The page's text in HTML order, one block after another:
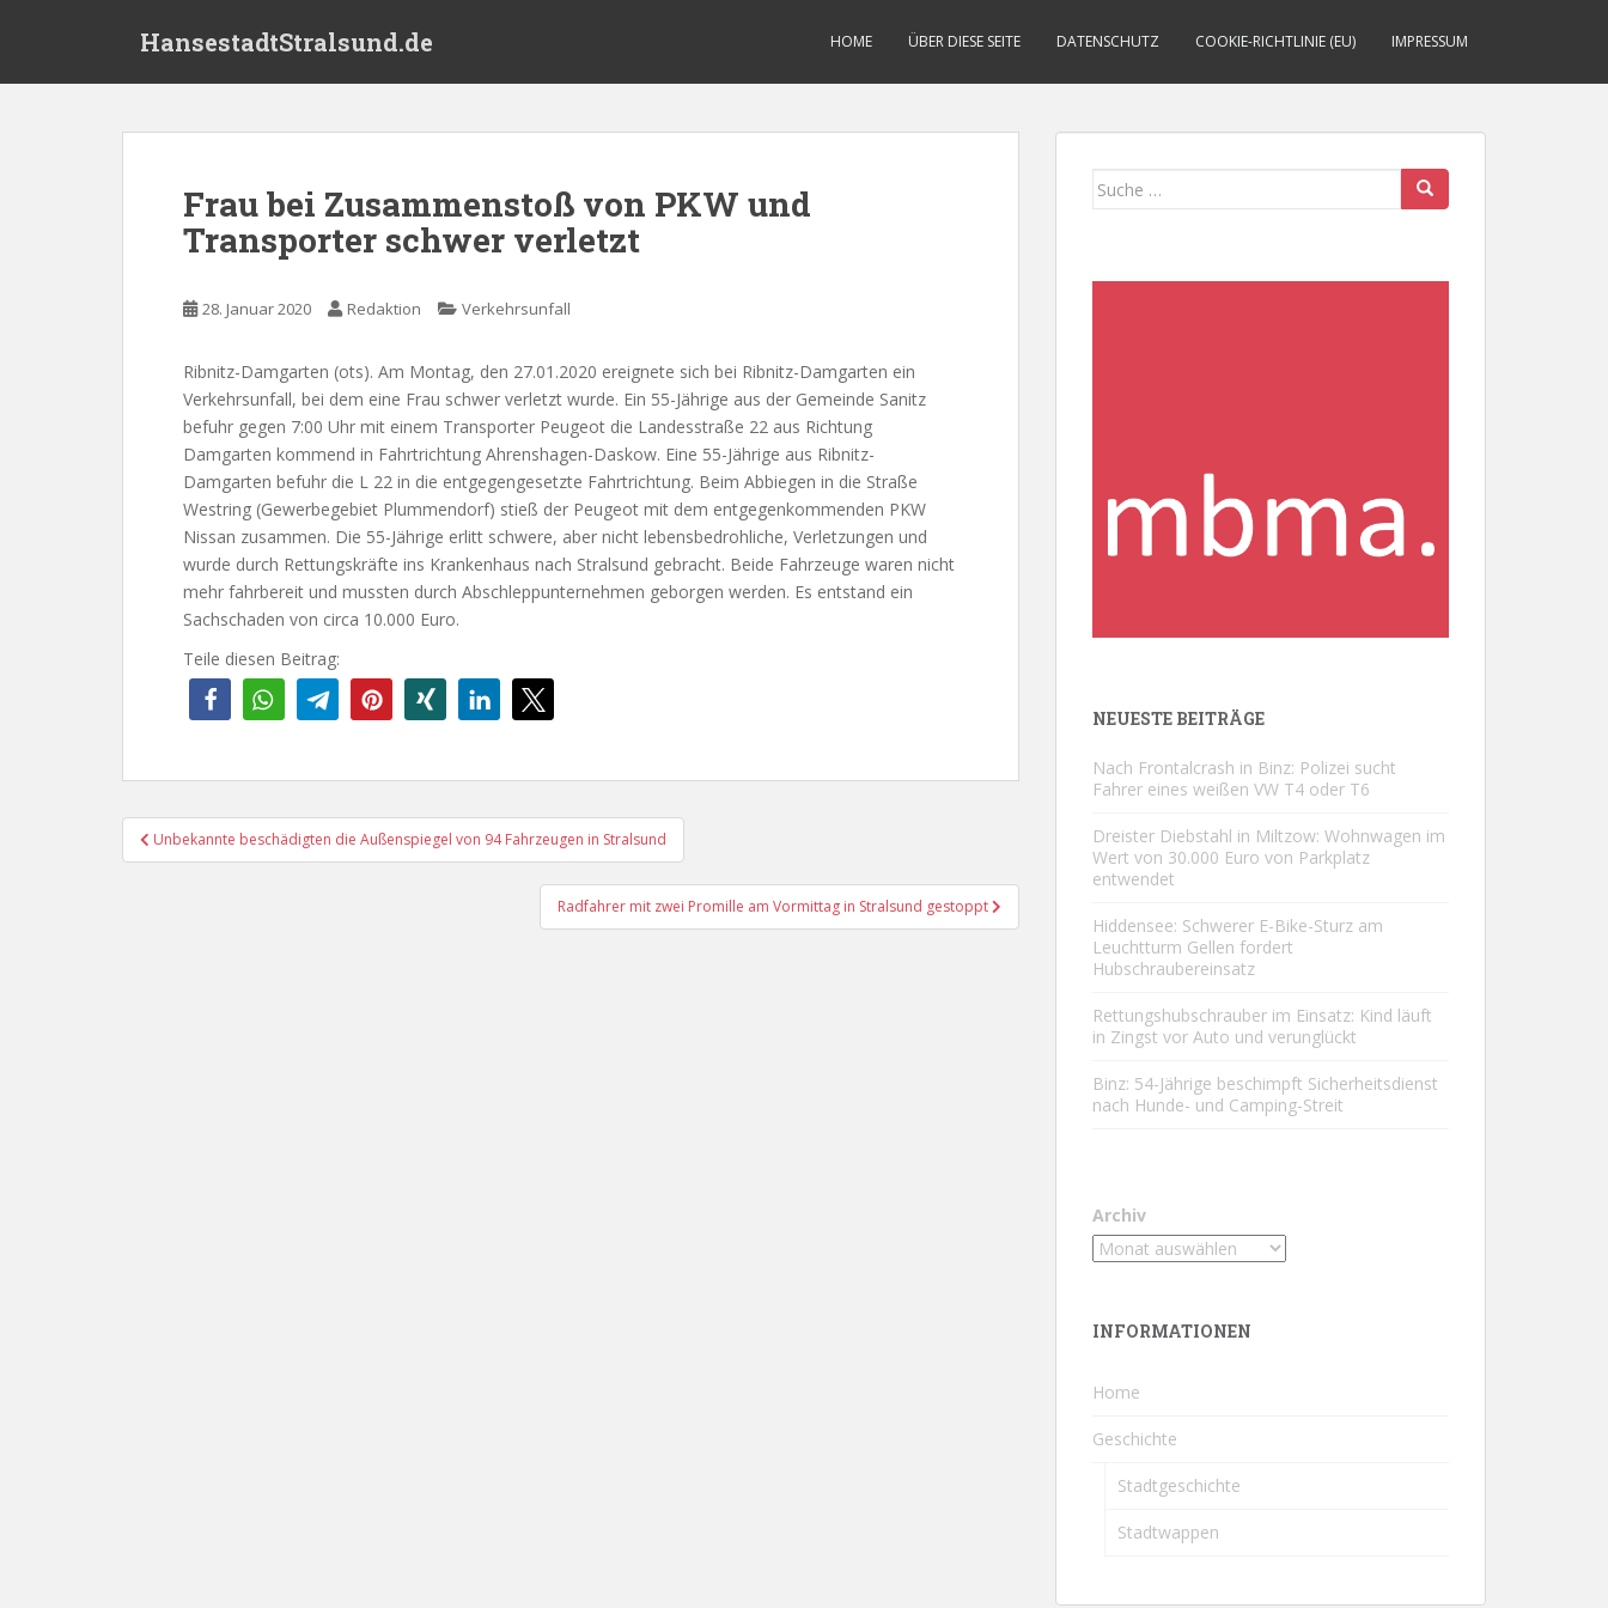
HansestadtStralsund.de HOME ÜBER DIESE SEITE DATENSCHUTZ COOKIE-RICHTLINIE (EU) IMPRESSUM
Frau bei Zusammenstoß von PKW und
Transporter schwer verletzt
28. Januar 2020 Redaktion Verkehrsunfall
Ribnitz-Damgarten (ots). Am Montag, den 27.01.2020 ereignete sich bei Ribnitz-Damgarten ein
Verkehrsunfall, bei dem eine Frau schwer verletzt wurde. Ein 55-Jährige aus der Gemeinde Sanitz
befuhr gegen 7:00 Uhr mit einem Transporter Peugeot die Landesstraße 22 aus Richtung
Damgarten kommend in Fahrtrichtung Ahrenshagen-Daskow. Eine 55-Jährige aus Ribnitz-
Damgarten befuhr die L 22 in die entgegengesetzte Fahrtrichtung. Beim Abbiegen in die Straße
Westring (Gewerbegebiet Plummendorf) stieß der Peugeot mit dem entgegenkommenden PKW
Nissan zusammen. Die 55-Jährige erlitt schwere, aber nicht lebensbedrohliche, Verletzungen und
wurde durch Rettungskräfte ins Krankenhaus nach Stralsund gebracht. Beide Fahrzeuge waren nicht
mehr fahrbereit und mussten durch Abschleppunternehmen geborgen werden. Es entstand ein
Sachschaden von circa 10.000 Euro.
Teile diesen Beitrag:
Beitragsnavigation
Unbekannte beschädigten die Außenspiegel von 94 Fahrzeugen in Stralsund
Radfahrer mit zwei Promille am Vormittag in Stralsund gestoppt
Suche
NEUESTE BEITRÄGE
Nach Frontalcrash in Binz: Polizei sucht
Fahrer eines weißen VW T4 oder T6
Dreister Diebstahl in Miltzow: Wohnwagen im
Wert von 30.000 Euro von Parkplatz
entwendet
Hiddensee: Schwerer E-Bike-Sturz am
Leuchtturm Gellen fordert
Hubschraubereinsatz
Rettungshubschrauber im Einsatz: Kind läuft
in Zingst vor Auto und verunglückt
Binz: 54-Jährige beschimpft Sicherheitsdienst
nach Hunde- und Camping-Streit
Archiv
INFORMATIONEN
Home
Geschichte
Stadtgeschichte
Stadtwappen